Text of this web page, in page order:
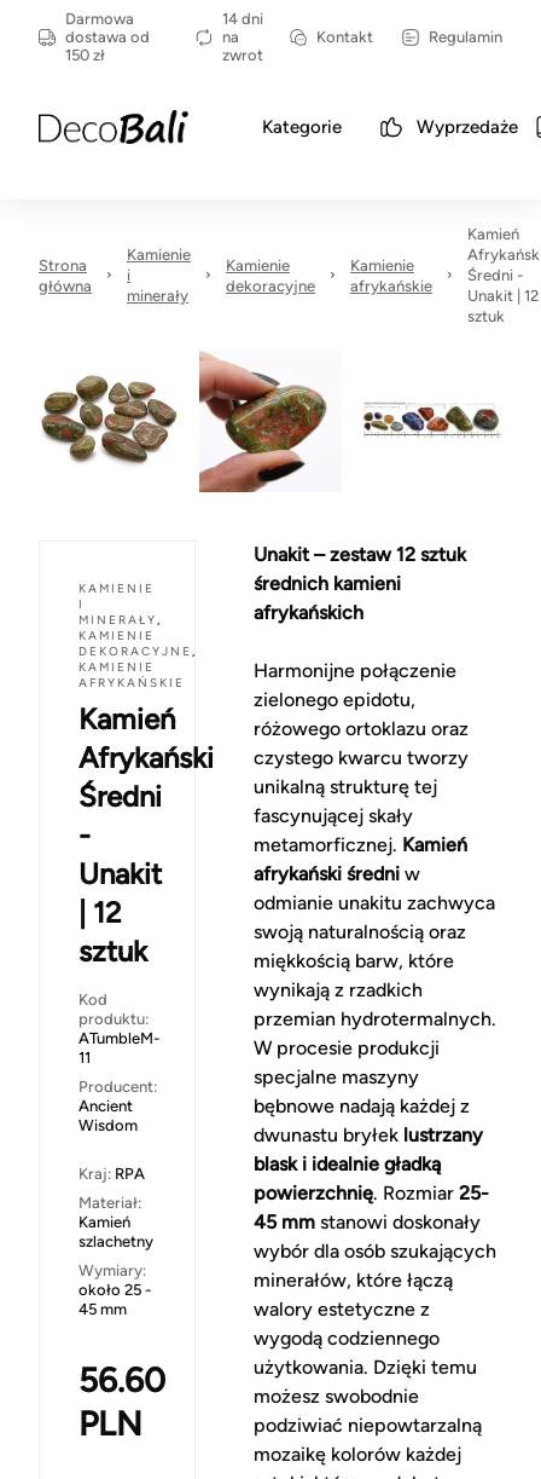
Darmowa
dostawa od
150 zł
14 dni
na
zwrot
Kontakt Regulamin
Kategorie Wyprzedaże
Strona
główna
Kamienie
i
minerały
Kamienie
dekoracyjne
Kamienie
afrykańskie
Kamień
Średni -
Unakit | 12
sztuk
KAMIENIE
I
MINERAŁY,
KAMIENIE
DEKORACYJNE ,
KAMIENIE
AFRYKAŃSKIE
Kamień
Afrykański
Średni
-
Unakit
| 12
sztuk
Kod
produktu:
ATumbleM-
11
Producent:
Ancient
Wisdom
Kraj: RPA
Materiał:
Kamień
szlachetny
Wymiary:
około 25 -
45 mm
56.60
PLN
Unakit – zestaw 12 sztuk
średnich kamieni
afrykańskich
Harmonijne połączenie
zielonego epidotu,
różowego ortoklazu oraz
czystego kwarcu tworzy
unikalną strukturę tej
fascynującej skały
metamorficznej. Kamień
afrykański średniw
odmianie unakitu zachwyca
swoją naturalnością oraz
miękkością barw, które
wynikają z rzadkich
przemian hydrotermalnych.
W procesie produkcji
specjalne maszyny
bębnowe nadają każdej z
dwunastu bryłek lustrzany
blask i idealnie gładką
powierzchnię. Rozmiar 25-
45 mmstanowi doskonały
wybór dla osób szukających
minerałów, które łączą
walory estetyczne z
wygodą codziennego
użytkowania. Dzięki temu
możesz swobodnie
podziwiać niepowtarzalną
mozaikę kolorów każdej